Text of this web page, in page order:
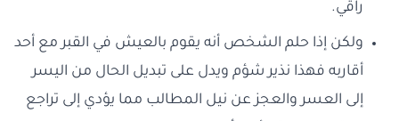
راقي.
ولكن إذا حلم الشخص أنه يقوم بالعيش في القبر مع أحد
أقاربه فهذا نذير شؤم ويدل على تبديل الحال من اليسر
إلى العسر والعجز عن نيل المطالب مما يؤدي إلى تراجع